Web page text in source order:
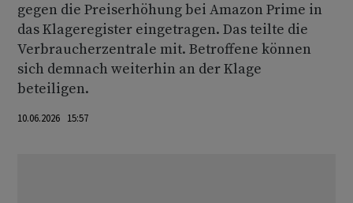
gegen die Preiserhöhung bei Amazon Prime in
das Klageregister eingetragen. Das teilte die
Verbraucherzentrale mit. Betroffene können
sich demnach weiterhin an der Klage
beteiligen.
10.06.2026 15:57